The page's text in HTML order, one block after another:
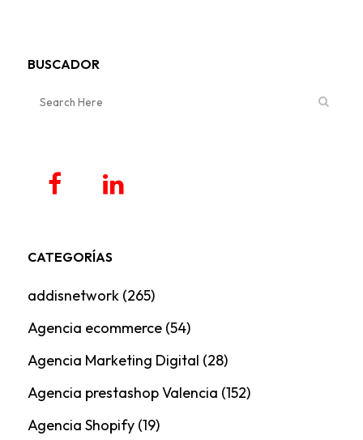
BUSCADOR
CATEGORÍAS
addisnetwork(265)
Agencia ecommerce(54)
Agencia Marketing Digital (28)
Agencia prestashop Valencia (152)
Agencia Shopify(19)